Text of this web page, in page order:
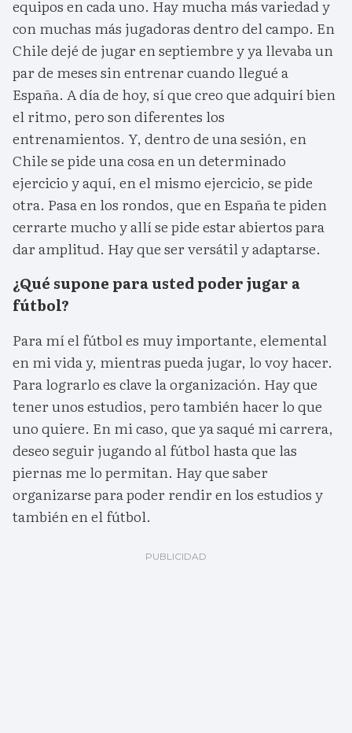
equipos en cada uno. Hay mucha más variedad y
con muchas más jugadoras dentro del campo. En
Chile dejé de jugar en septiembre y ya llevaba un
par de meses sin entrenar cuando llegué a
España. A día de hoy, sí que creo que adquirí bien
el ritmo, pero son diferentes los
entrenamientos. Y, dentro de una sesión, en
Chile se pide una cosa en un determinado
ejercicio y aquí, en el mismo ejercicio, se pide
otra. Pasa en los rondos, que en España te piden
cerrarte mucho y allí se pide estar abiertos para
dar amplitud. Hay que ser versátil y adaptarse.
¿Qué supone para usted poder jugar a
fútbol?
Para mí el fútbol es muy importante, elemental
en mi vida y, mientras pueda jugar, lo voy hacer.
Para lograrlo es clave la organización. Hay que
tener unos estudios, pero también hacer lo que
uno quiere. En mi caso, que ya saqué mi carrera,
deseo seguir jugando al fútbol hasta que las
piernas me lo permitan. Hay que saber
organizarse para poder rendir en los estudios y
también en el fútbol.